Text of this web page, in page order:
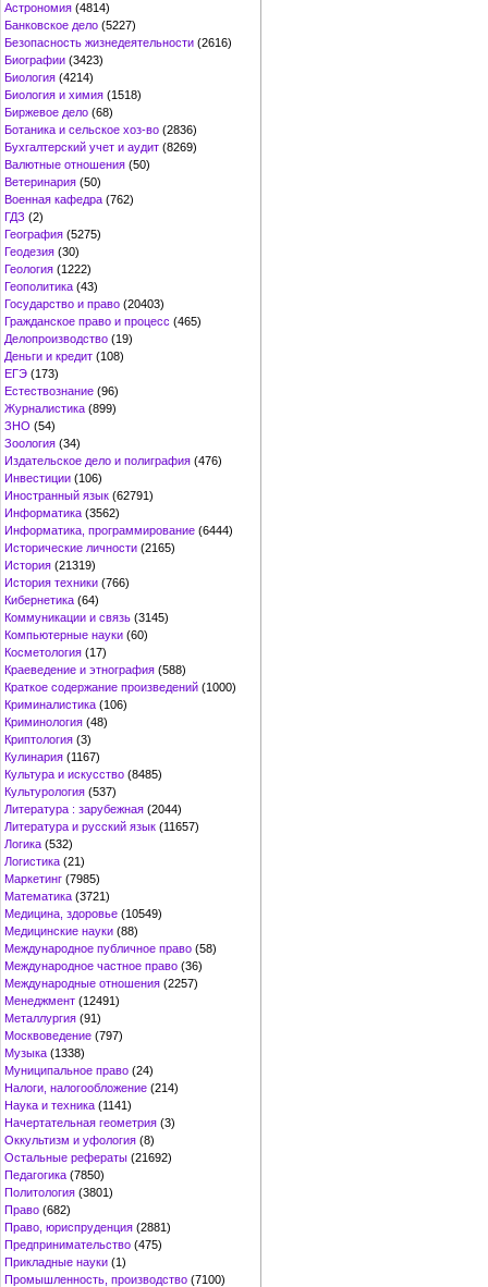
Астрономия (4814)
Банковское дело (5227)
Безопасность жизнедеятельности (2616)
Биографии (3423)
Биология (4214)
Биология и химия (1518)
Биржевое дело (68)
Ботаника и сельское хоз-во (2836)
Бухгалтерский учет и аудит (8269)
Валютные отношения (50)
Ветеринария (50)
Военная кафедра (762)
ГДЗ (2)
География (5275)
Геодезия (30)
Геология (1222)
Геополитика (43)
Государство и право (20403)
Гражданское право и процесс (465)
Делопроизводство (19)
Деньги и кредит (108)
ЕГЭ (173)
Естествознание (96)
Журналистика (899)
ЗНО (54)
Зоология (34)
Издательское дело и полиграфия (476)
Инвестиции (106)
Иностранный язык (62791)
Информатика (3562)
Информатика, программирование (6444)
Исторические личности (2165)
История (21319)
История техники (766)
Кибернетика (64)
Коммуникации и связь (3145)
Компьютерные науки (60)
Косметология (17)
Краеведение и этнография (588)
Краткое содержание произведений (1000)
Криминалистика (106)
Криминология (48)
Криптология (3)
Кулинария (1167)
Культура и искусство (8485)
Культурология (537)
Литература : зарубежная (2044)
Литература и русский язык (11657)
Логика (532)
Логистика (21)
Маркетинг (7985)
Математика (3721)
Медицина, здоровье (10549)
Медицинские науки (88)
Международное публичное право (58)
Международное частное право (36)
Международные отношения (2257)
Менеджмент (12491)
Металлургия (91)
Москвоведение (797)
Музыка (1338)
Муниципальное право (24)
Налоги, налогообложение (214)
Наука и техника (1141)
Начертательная геометрия (3)
Оккультизм и уфология (8)
Остальные рефераты (21692)
Педагогика (7850)
Политология (3801)
Право (682)
Право, юриспруденция (2881)
Предпринимательство (475)
Прикладные науки (1)
Промышленность, производство (7100)